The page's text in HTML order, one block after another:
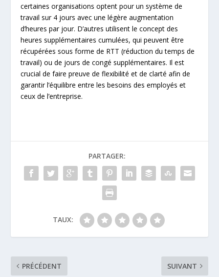
certaines organisations optent pour un système de
travail sur 4 jours avec une légère augmentation
d’heures par jour. D’autres utilisent le concept des
heures supplémentaires cumulées, qui peuvent être
récupérées sous forme de RTT (réduction du temps de
travail) ou de jours de congé supplémentaires. Il est
crucial de faire preuve de flexibilité et de clarté afin de
garantir l’équilibre entre les besoins des employés et
ceux de l’entreprise.
PARTAGER:
TAUX:
PRÉCÉDENT SUIVANT